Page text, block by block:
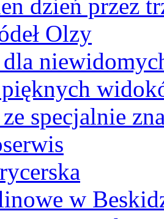
dzień przez
Olzy
pięknych
specjalnie
w